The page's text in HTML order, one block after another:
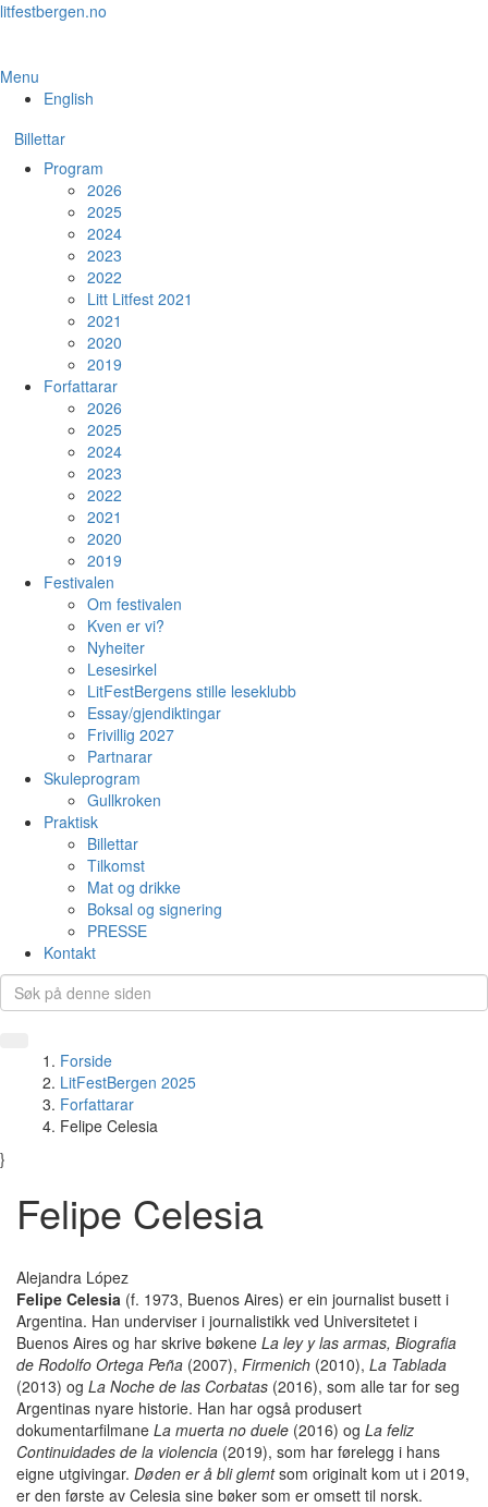
Skip
content
litfestbergen.no
Menu
English
Billettar
Program
2026
2025
2024
2023
2022
Litt Litfest 2021
2021
2020
2019
Forfattarar
2026
2025
2024
2023
2022
2021
2020
2019
Festivalen
Om festivalen
Kven er vi?
Nyheiter
Lesesirkel
LitFestBergens stille leseklubb
Essay/gjendiktingar
Frivillig 2027
Partnarar
Skuleprogram
Gullkroken
Praktisk
Billettar
Tilkomst
Mat og drikke
Boksal og signering
PRESSE
Kontakt
Forside
LitFestBergen 2025
Forfattarar
Felipe Celesia
}
Felipe Celesia
Alejandra López
Felipe Celesia (f. 1973, Buenos Aires) er ein journalist busett i
Argentina. Han underviser i journalistikk ved Universitetet i
Buenos Aires og har skrive bøkene La ley y las armas, Biografia
de Rodolfo Ortega Peña (2007), Firmenich (2010), La Tablada
(2013) og La Noche de las Corbatas (2016), som alle tar for seg
Argentinas nyare historie. Han har også produsert
dokumentarfilmane La muerta no duele (2016) og La feliz
Continuidades de la violencia (2019), som har førelegg i hans
eigne utgivingar. Døden er å bli glemtsom originalt kom ut i 2019,
er den første av Celesia sine bøker som er omsett til norsk.